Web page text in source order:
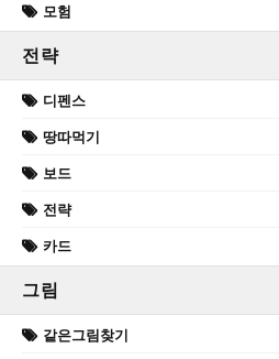
모험
전략
디펜스
땅따먹기
보드
전략
카드
그림
같은그림찾기